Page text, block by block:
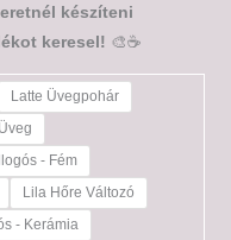
készíteni
keresel! 🎨☕
Latte Üvegpohár
- Fém
Lila Hőre Változó
- Kerámia